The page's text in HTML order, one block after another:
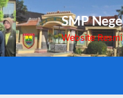
Skip
to
content
SMP
Website